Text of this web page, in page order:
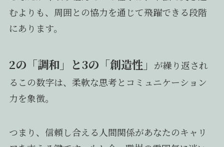
むよりも、周囲との協力を通じて飛躍できる段階
にあります。
2の「調和」と3の「創造性」 が繰り返され
るこの数字は、柔軟な思考とコミュニケーション
力を象徴。
つまり、信頼し合える人間関係があなたのキャリ